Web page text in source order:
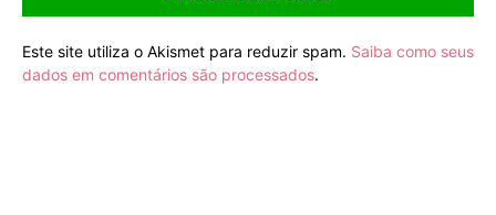
Este site utiliza o Akismet para reduzir spam. Saiba como seus
dados em comentários são processados.